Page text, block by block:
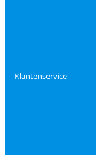
Klantenservice